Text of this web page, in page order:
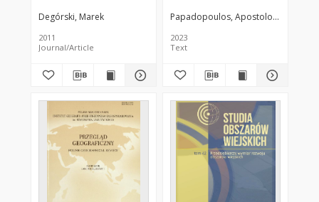
indicators of soil-cover
development on India’s
Cherrapunji Spur
(Meghalaya Plateau)
Degórski, Marek
2011
Journal/Article
refugees in rural
Greece
Papadopoulos, Apostolos G.
2023
Text